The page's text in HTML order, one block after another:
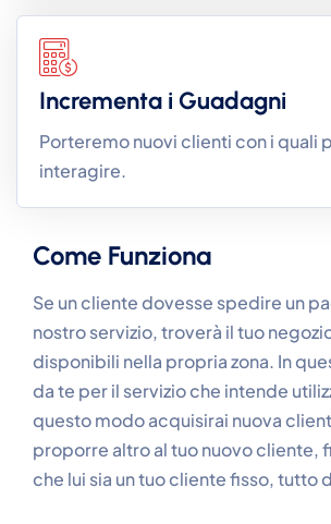
Incrementa i Guadagni
Porteremo nuovi clienti con i quali
interagire.
Come Funziona
Se un cliente dovesse spedire un
nostro servizio, troverà il tuo
disponibili nella propria zona. In
da te per il servizio che intende
questo modo acquisirai nuova
proporre altro al tuo nuovo cliente,
che lui sia un tuo cliente fisso, tutto